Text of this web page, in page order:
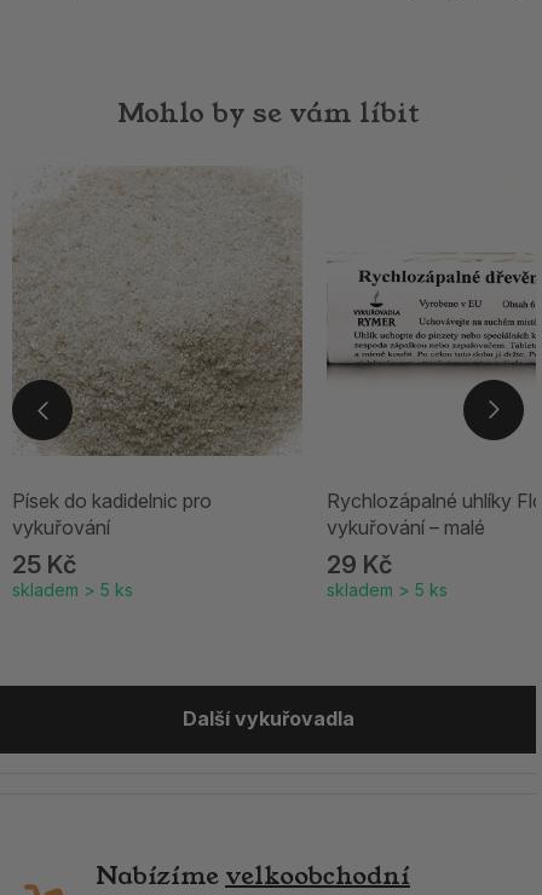
Mohlo by se vám líbit
Písek do kadidelnic pro
vykuřování
25 Kč
skladem > 5 ks
Rychlozápalné uhlíky
vykuřování – malé
29 Kč
skladem > 5 ks
Další vykuřovadla
Nabízíme velkoobchodní